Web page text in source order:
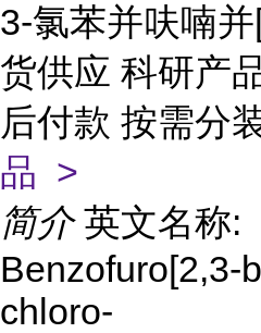
3-氯苯并呋喃
货供应 科研产
后付款 按需分
品 >
简介 英文名称:
Benzofuro[2,3-
chloro-